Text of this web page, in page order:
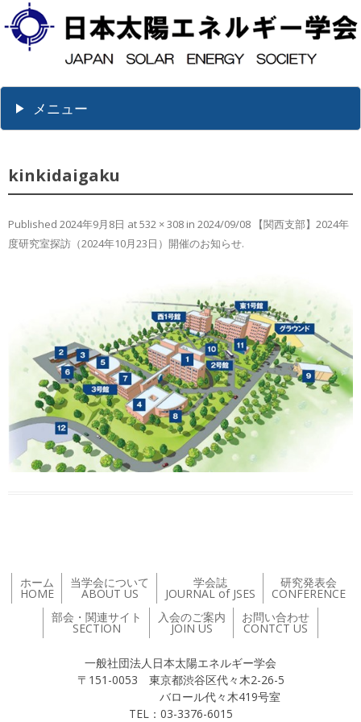
メニュー
kinkidaigaku
Published 2024年9月8日 at532 × 308 in 2024/09/08 【関西支部】2024年
度研究室探訪（2024年10月23日）開催のお知らせ.
ホーム
HOME
当学会について
ABOUT US
学会誌
JOURNAL of JSES
研究発表会
CONFERENCE
部会・関連サイト
SECTION
入会のご案内
JOIN US
お問い合わせ
CONTCT US
一般社団法人日本太陽エネルギー学会
〒151-0053 東京都渋谷区代々木2-26-5
バロール代々木419号室
TEL：03-3376-6015